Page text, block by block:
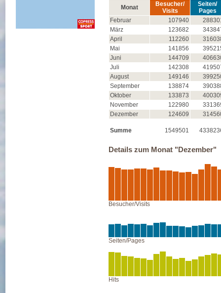
Monat
Besucher/
Visits
Seiten/
Pages
Februar
107940
März
123682
April
112260
Mai
141856
Juni
144709
Juli
142308
August
149146
September
138874
Oktober
133873
November
122980
Dezember
124609
Summe 1549501
Details zum Monat "Dezember"
Besucher/Visits
Seiten/Pages
Hits